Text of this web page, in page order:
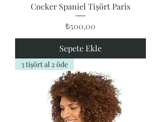
Cocker Spaniel Tişört Paris
Fiyat
₺500,00
Sepete Ekle
3 tişört al 2 öde